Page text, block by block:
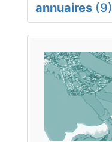
annuaires (9)